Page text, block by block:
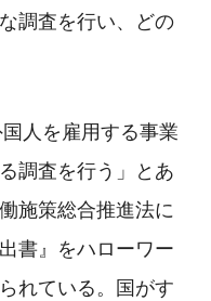
調査を行い、どの
人を雇用する事業
調査を行う」とあ
施策総合推進法に
書』をハローワー
れている。国がす